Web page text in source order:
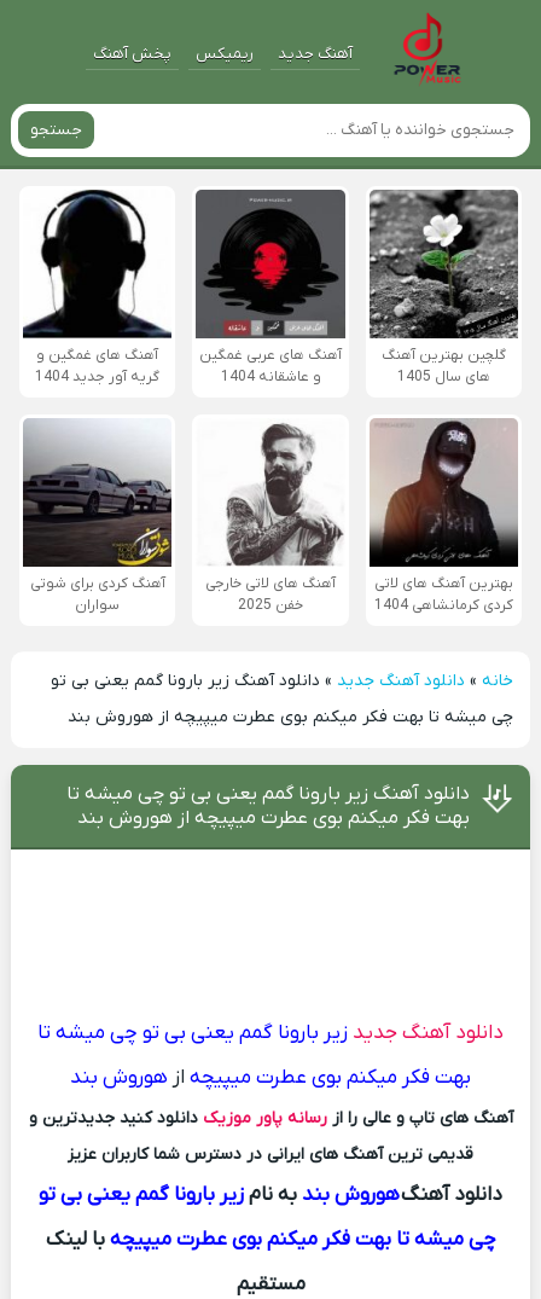
آهنگ جدید ریمیکس پخش آهنگ
جستجو
گلچین بهترین آهنگ
های سال 1405
آهنگ های عربی غمگین
و عاشقانه 1404
آهنگ های غمگین و
گریه آور جدید 1404
بهترین آهنگ های لاتی
کردی کرمانشاهی 1404
آهنگ های لاتی خارجی
خفن 2025
آهنگ کردی برای شوتی
سواران
خانه» دانلود آهنگ جدید » دانلود آهنگ زیر بارونا گمم یعنی بی تو
چی میشه تا بهت فکر میکنم بوی عطرت میپیچه از هوروش بند
دانلود آهنگ زیر بارونا گمم یعنی بی تو چی میشه تا
بهت فکر میکنم بوی عطرت میپیچه از هوروش بند
دانلود آهنگ جدید زیر بارونا گمم یعنی بی تو چی میشه تا
بهت فکر میکنم بوی عطرت میپیچه از هوروش بند
آهنگ های تاپ و عالی را ازرسانه پاور موزیک دانلود کنید جدیدترین و
قدیمی ترین آهنگ های ایرانی در دسترس شما کاربران عزیز
دانلود آهنگهوروش بند به نامزیر بارونا گمم یعنی بی تو
چی میشه تا بهت فکر میکنم بوی عطرت میپیچهبا لینک
مستقیم